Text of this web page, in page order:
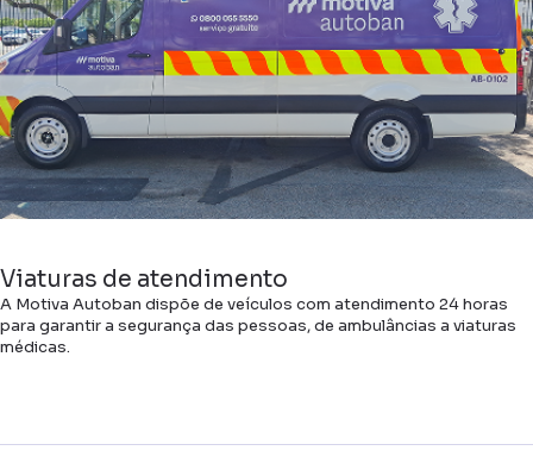
Viaturas de atendimento
A Motiva Autoban dispõe de veículos com atendimento 24 horas
para garantir a segurança das pessoas, de ambulâncias a viaturas
médicas.